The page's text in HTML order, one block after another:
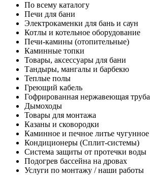
По всему каталогу
Печи для бани
Электрокаменки для бань и саун
Котлы и котельное оборудование
Печи-камины (отопительные)
Каминные топки
Товары, аксессуары для бани
Тандыры, мангалы и барбекю
Теплые полы
Греющий кабель
Гофрированная нержавеющая труба
Дымоходы
Товары для монтажа
Казаны и сковородки
Каминное и печное литье чугунное
Кондиционеры (Сплит-системы)
Система защиты от протечки воды
Подогрев бассейна на дровах
Услуги по монтажу / наши работы